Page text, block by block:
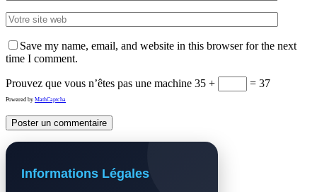
Save my name, email, and website in this browser for the next
time I comment.
Prouvez que vous n’êtes pas une machine 35 + = 37
Powered by MathCaptcha
Informations Légales